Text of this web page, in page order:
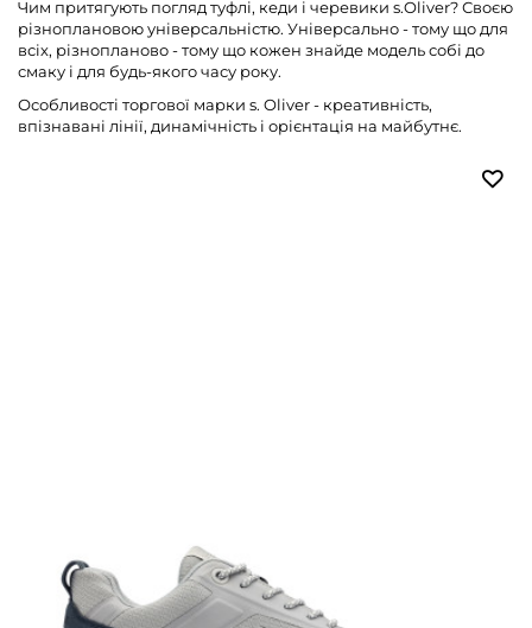
Чим притягують погляд туфлі, кеди і черевики s.Oliver? Своєю
різноплановою універсальністю. Універсально - тому що для
всіх, різнопланово - тому що кожен знайде модель собі до
смаку і для будь-якого часу року.
Особливості торгової марки s. Oliver - креативність,
впізнавані лінії, динамічність і орієнтація на майбутнє.